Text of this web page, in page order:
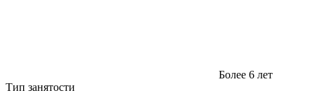
Более 6 лет
Тип занятости